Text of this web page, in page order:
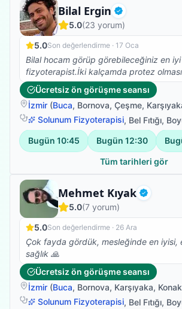
Bilal Ergin Doğrulanmış
Fizyoterapist
5.0(23 yorum)
5.0Son değerlendirme · 17 Oca
Bilal hocam görüp görebileceğiniz en iyi
fizyoterapist.İki kalçamda protez
Skolyoz başlangıcı teşhisi kondu. Ağrılarımın artması
nedeniyle fizyoterapist arayışına girdim ve Bilal
Hocamla çalışmaya başladık.
seanstan sonra belimdeki ağrılar yok oldu.Dik durmaya
başladım. Ve yürüyüşüm düzeldi.Kendisinin
güleryüzü ve modum düştüğünde pozitif yaklaşımıyla
harika bir iş başardı. Kendimi çok iyi
hissediyorum.Fizyoterapim devam
sağlık.
Ücretsiz ön görüşme seansı
İzmir (Buca, Bornova, Çeşme,
Solunum Fizyoterapisi, Bel Fıtığı,
Bugün 10:45 Bugün 12:30
Tüm tarihleri gör
Mehmet Kıyak
Fizyoterapist
5.0(7 yorum)
5.0Son değerlendirme · 26 Ara
Çok fayda gördük, mesleğinde en iyisi,
sağlık 🙏
Ücretsiz ön görüşme seansı
İzmir (Buca, Bornova, Karşıyaka, Konak
Solunum Fizyoterapisi, Bel Fıtığı,